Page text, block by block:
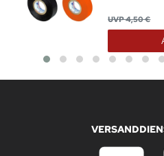
UVP 4,50 €